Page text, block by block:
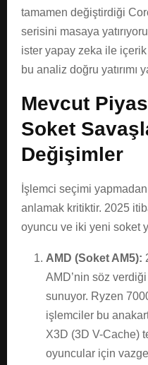
tamamen değiştirdiği
serisini masaya
ister yapay zeka ile
bu analiz doğru yatırımı
Mevcut
Soket
Değişimler
İşlemci seçimi
anlamak kritiktir. 2025
oyuncu ve iki yeni soket
AMD (Soket AM5):
AMD’nin söz
sunuyor. Ryzen
işlemciler bu
X3D (3D V-Cache)
oyuncular için